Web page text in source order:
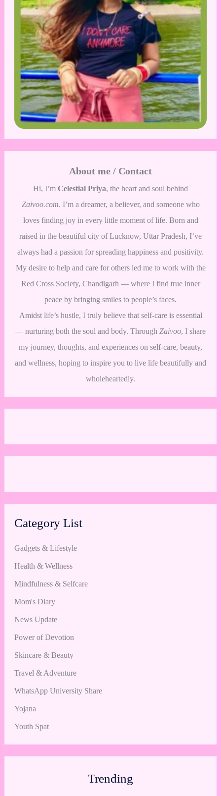
About me / Contact
Hi, I’m Celestial Priya, the heart and soul behind
Zaivoo.com. I’m a dreamer, a believer, and someone who
loves finding joy in every little moment of life. Born and
raised in the beautiful city of Lucknow, Uttar Pradesh, I’ve
always had a passion for spreading happiness and positivity.
My desire to help and care for others led me to work with the
Red Cross Society, Chandigarh — where I find true inner
peace by bringing smiles to people’s faces.
Amidst life’s hustle, I truly believe that self-care is essential
— nurturing both the soul and body. Through Zaivoo, I share
my journey, thoughts, and experiences on self-care, beauty,
and wellness, hoping to inspire you to live life beautifully and
wholeheartedly.
Category List
Gadgets & Lifestyle
Health & Wellness
Mindfulness & Selfcare
Mom's Diary
News Update
Power of Devotion
Skincare & Beauty
Travel & Adventure
WhatsApp University Share
Yojana
Youth Spat
Trending